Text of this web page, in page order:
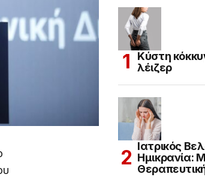
Κύστη
λέιζερ
Ιατρικός
Ημικρανία: